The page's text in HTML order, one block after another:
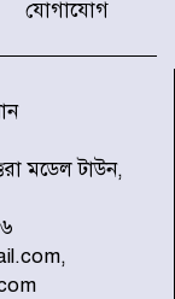
ময়মনসিংহ
ফুটবল প্রধানের
যোগাযোগ
মডেল টাউন,